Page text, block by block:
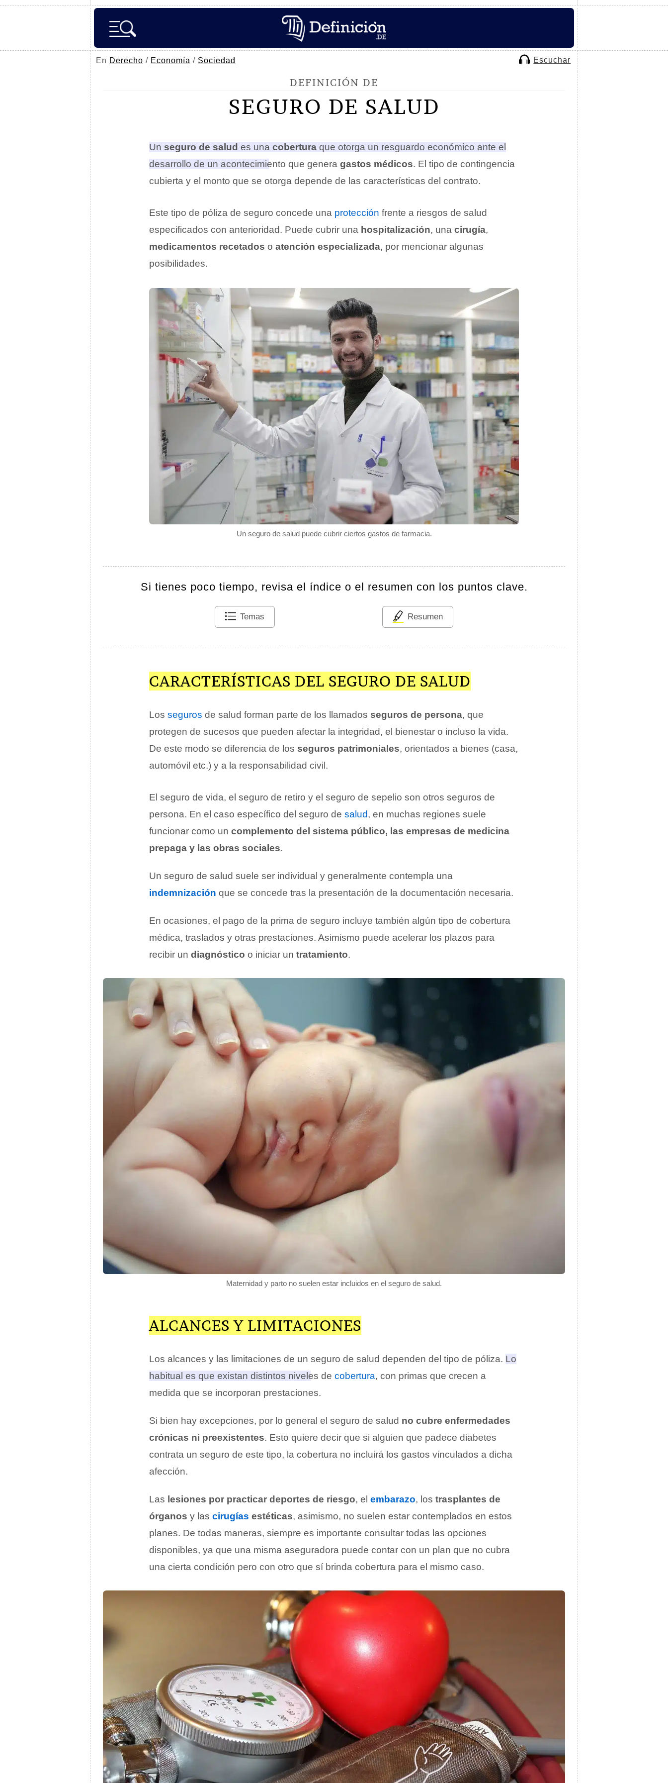
En Derecho / Economía / Sociedad Escuchar
DEFINICIÓN DE
SEGURO DE SALUD
Un seguro de salud puede cubrir ciertos gastos de farmacia.
Un seguro de salud es una cobertura que otorga un resguardo económico ante el
desarrollo de un acontecimiento que genera gastos médicos. El tipo de contingencia
cubierta y el monto que se otorga depende de las características del contrato.
Este tipo de póliza de seguro concede una protección frente a riesgos de salud
especificados con anterioridad. Puede cubrir una hospitalización, una cirugía,
medicamentos recetados o atención especializada, por mencionar algunas
posibilidades.
Si tienes poco tiempo, revisa el índice o el resumen con los puntos clave.
Temas Resumen
CARACTERÍSTICAS DEL SEGURO DE SALUD
Los seguros de salud forman parte de los llamados seguros de persona, que
protegen de sucesos que pueden afectar la integridad, el bienestar o incluso la vida.
De este modo se diferencia de los seguros patrimoniales, orientados a bienes (casa,
automóvil etc.) y a la responsabilidad civil.
El seguro de vida, el seguro de retiro y el seguro de sepelio son otros seguros de
persona. En el caso específico del seguro de salud, en muchas regiones suele
funcionar como un complemento del sistema público, las empresas de medicina
prepaga y las obras sociales.
Un seguro de salud suele ser individual y generalmente contempla una
indemnización que se concede tras la presentación de la documentación necesaria.
En ocasiones, el pago de la prima de seguro incluye también algún tipo de cobertura
médica, traslados y otras prestaciones. Asimismo puede acelerar los plazos para
recibir un diagnóstico o iniciar un tratamiento.
Maternidad y parto no suelen estar incluidos en el seguro de salud.
ALCANCES Y LIMITACIONES
Los alcances y las limitaciones de un seguro de salud dependen del tipo de póliza. Lo
habitual es que existan distintos niveles de cobertura, con primas que crecen a
medida que se incorporan prestaciones.
Si bien hay excepciones, por lo general el seguro de salud no cubre enfermedades
crónicas ni preexistentes. Esto quiere decir que si alguien que padece diabetes
contrata un seguro de este tipo, la cobertura no incluirá los gastos vinculados a dicha
afección.
Las lesiones por practicar deportes de riesgo, el embarazo, los trasplantes de
órganos y las cirugías estéticas, asimismo, no suelen estar contemplados en estos
planes. De todas maneras, siempre es importante consultar todas las opciones
disponibles, ya que una misma aseguradora puede contar con un plan que no cubra
una cierta condición pero con otro que sí brinda cobertura para el mismo caso.